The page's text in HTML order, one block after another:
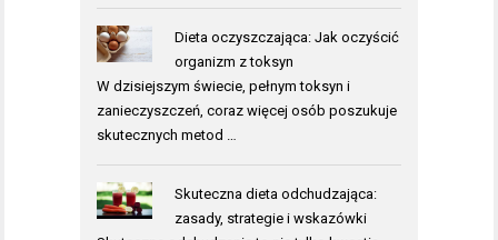
Dieta oczyszczająca: Jak oczyścić
organizm z toksyn
W dzisiejszym świecie, pełnym toksyn i
zanieczyszczeń, coraz więcej osób poszukuje
skutecznych metod …
Skuteczna dieta odchudzająca:
zasady, strategie i wskazówki